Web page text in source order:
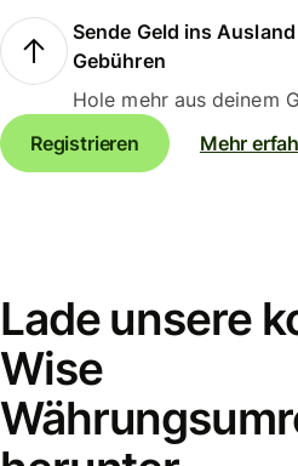
Sende Geld ins
Gebühren
Hole mehr aus deinem
Registrieren
Mehr
Lade unsere
Wise